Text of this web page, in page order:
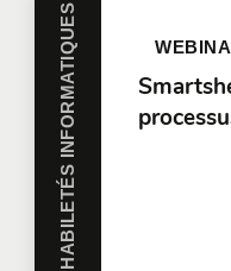
HABILETÉS INFORMATIQUES